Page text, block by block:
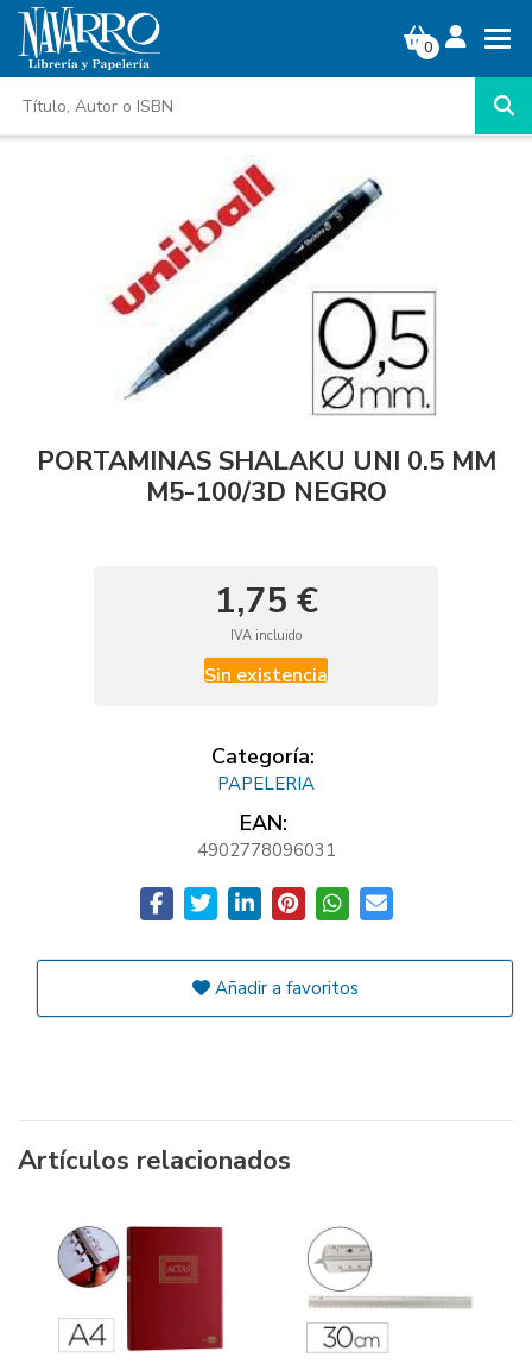
0
PORTAMINAS SHALAKU UNI 0.5 MM
M5-100/3D NEGRO
1,75 €
IVA incluido
Sin existencia
Categoría:
PAPELERIA
EAN:
4902778096031
Añadir a favoritos
Artículos relacionados